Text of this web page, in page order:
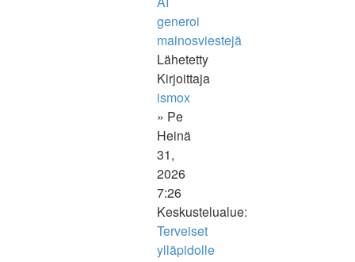
generoi
mainosviestejä
Lähetetty
Kirjoittaja
ismox
» Pe
Heinä
31,
2026
7:26
Keskustelualue:
Terveiset
ylläpidolle